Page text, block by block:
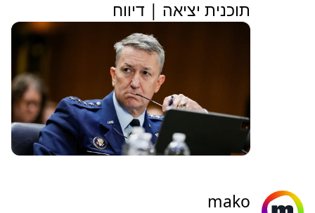
תוכנית יציאה | דיווח
mako